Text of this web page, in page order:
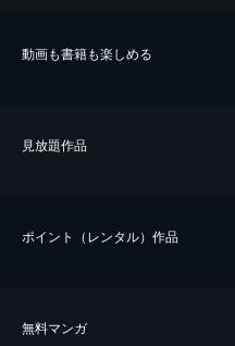
動画も書籍も楽しめる
⾒放題作品
ポイント（レンタル）作品
無料マンガ